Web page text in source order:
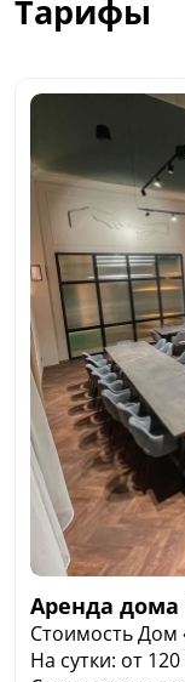
Тарифы
Аренда
Стоимость Дом
На сутки: от